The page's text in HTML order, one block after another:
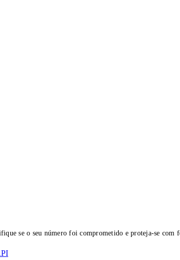
se o seu número foi comprometido e proteja-se com